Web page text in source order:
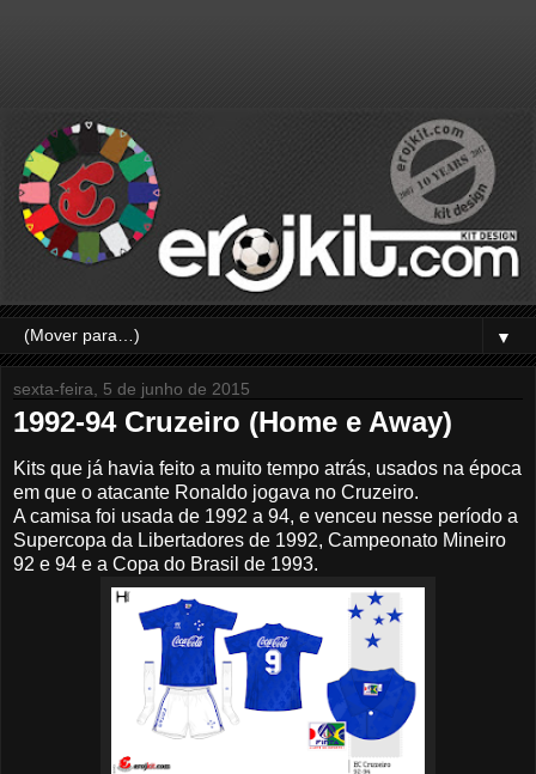
▼
sexta-feira, 5 de junho de 2015
1992-94 Cruzeiro (Home e Away)
Kits que já havia feito a muito tempo atrás, usados na época
em que o atacante Ronaldo jogava no Cruzeiro.
A camisa foi usada de 1992 a 94, e venceu nesse período a
Supercopa da Libertadores de 1992, Campeonato Mineiro
92 e 94 e a Copa do Brasil de 1993.